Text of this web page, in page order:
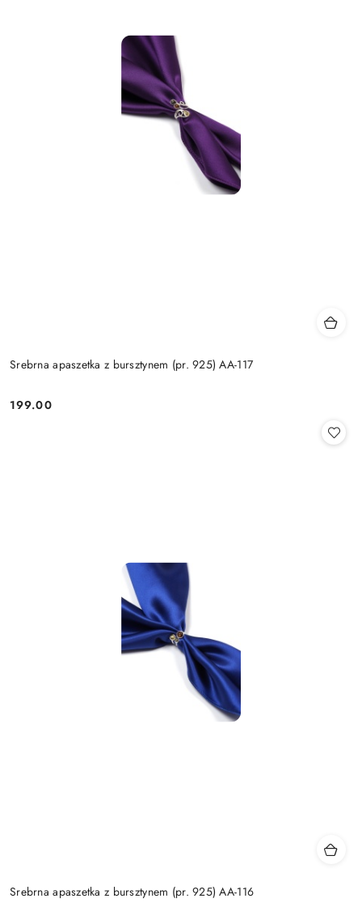
Srebrna apaszetka z bursztynem (pr. 925) AA-117
Cena:
199.00
Srebrna apaszetka z bursztynem (pr. 925) AA-116